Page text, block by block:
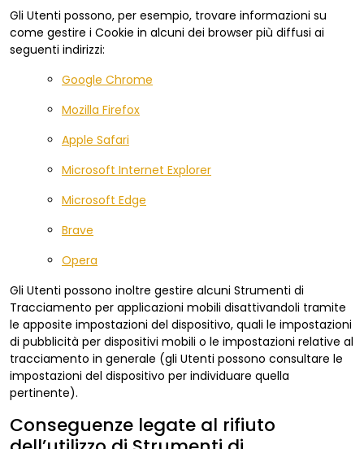
Gli Utenti possono, per esempio, trovare informazioni su
come gestire i Cookie in alcuni dei browser più diffusi ai
seguenti indirizzi:
Google Chrome
Mozilla Firefox
Apple Safari
Microsoft Internet Explorer
Microsoft Edge
Brave
Opera
Gli Utenti possono inoltre gestire alcuni Strumenti di
Tracciamento per applicazioni mobili disattivandoli tramite
le apposite impostazioni del dispositivo, quali le impostazioni
di pubblicità per dispositivi mobili o le impostazioni relative al
tracciamento in generale (gli Utenti possono consultare le
impostazioni del dispositivo per individuare quella
pertinente).
Conseguenze legate al rifiuto